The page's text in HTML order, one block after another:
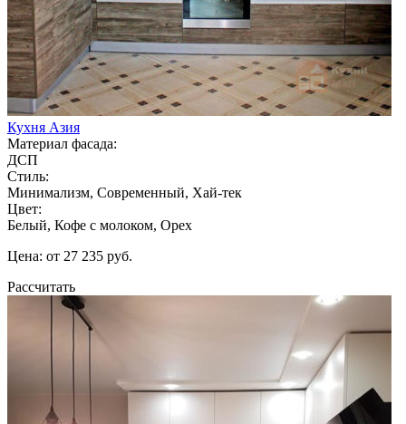
Кухня Азия
Материал фасада:
ДСП
Стиль:
Минимализм, Современный, Хай-тек
Цвет:
Белый, Кофе с молоком, Орех
Цена: от 27 235 руб.
Рассчитать